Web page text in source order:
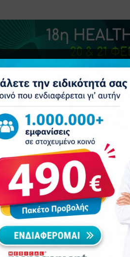
Προβολή Ιατρού
δημόσια δομή υγείας στα Κύθηρα